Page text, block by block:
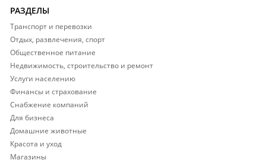
РАЗДЕЛЫ
Транспорт и перевозки
Отдых, развлечения, спорт
Общественное питание
Недвижимость, строительство и ремонт
Услуги населению
Финансы и страхование
Снабжение компаний
Для бизнеса
Домашние животные
Красота и уход
Магазины